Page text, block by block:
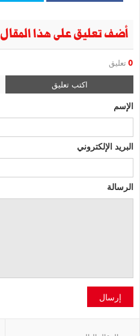
أضف تعليق على هذا المقال
0 تعليق
اكتب تعليق
الإسم
البريد الإلكتروني
الرسالة
إرسال